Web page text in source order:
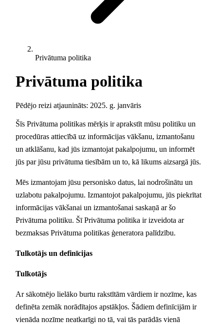
Privātuma politika
Privātuma politika
Pēdējo reizi atjaunināts: 2025. g. janvāris
Šīs Privātuma politikas mērķis ir aprakstīt mūsu politiku un
procedūras attiecībā uz informācijas vākšanu, izmantošanu
un atklāšanu, kad jūs izmantojat pakalpojumu, un informēt
jūs par jūsu privātuma tiesībām un to, kā likums aizsargā jūs.
Mēs izmantojam jūsu personisko datus, lai nodrošinātu un
uzlabotu pakalpojumu. Izmantojot pakalpojumu, jūs piekrītat
informācijas vākšanai un izmantošanai saskaņā ar šo
Privātuma politiku. Šī Privātuma politika ir izveidota ar
bezmaksas Privātuma politikas ģeneratora palīdzību.
Tulkotājs un definīcijas
Tulkotājs
Ar sākotnējo lielāko burtu rakstītām vārdiem ir nozīme, kas
definēta zemāk norādītajos apstākļos. Šādiem definīcijām ir
vienāda nozīme neatkarīgi no tā, vai tās parādās vienā